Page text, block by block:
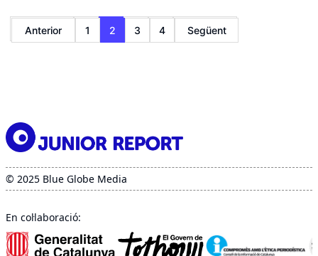
Paginació
de
Anterior 1 2 3 4 Següent
© 2025 Blue Globe Media
En col·laboració: